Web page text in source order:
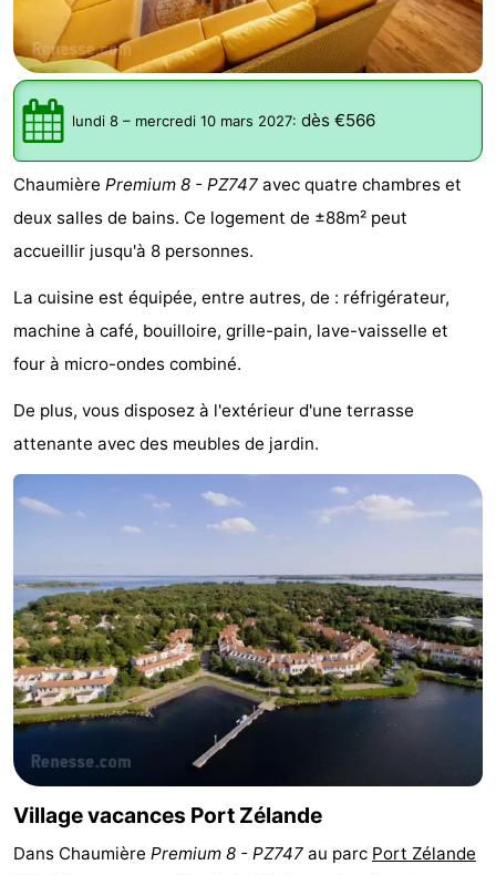
Zeeuwse
Kust
Campings
Chambre
d'hôtes
Chaumières
-
Buitenheem
-
De
Oase
-
Duinoord
-
Ginsterveld
-
Julianahoeve
-
Port
-
Zélande
Resort
Haamstede
-
Résidence
't
Hof
van
Haamstede
-
Schouwen
-
Schouwse
Valleien
-
Soeten
Haert
-
Wijde
-
lundi 8 – mercredi 10 mars 2027: dès €566
Chaumière Premium 8 - PZ747 avec quatre chambres et
deux salles de bains. Ce logement de ±88m² peut
accueillir jusqu'à 8 personnes.
La cuisine est équipée, entre autres, de : réfrigérateur,
machine à café, bouilloire, grille-pain, lave-vaisselle et
four à micro-ondes combiné.
De plus, vous disposez à l'extérieur d'une terrasse
attenante avec des meubles de jardin.
Village vacances Port Zélande
Dans Chaumière Premium 8 - PZ747 au parc Port Zélande